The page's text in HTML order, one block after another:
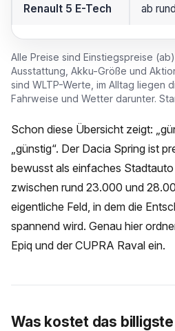
Renault 5 E-Tech ab
Alle Preise sind Einstiegspreise
Ausstattung, Akku-Größe und
sind WLTP-Werte, im Alltag liegen
Fahrweise und Wetter darunter.
Schon diese Übersicht zeigt:
„günstig“. Der Dacia Spring ist
bewusst als einfaches
zwischen rund 23.000 und
eigentliche Feld, in dem die
spannend wird. Genau hier
Epiq und der CUPRA Raval ein.
Was kostet das